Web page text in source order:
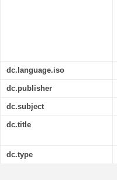
dc.language.iso
dc.publisher
dc.subject
dc.title
dc.type